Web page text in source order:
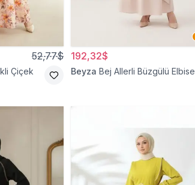
52,77$
Çiçek
192,32$
Beyza Bej Allerli Büzgülü Elbise